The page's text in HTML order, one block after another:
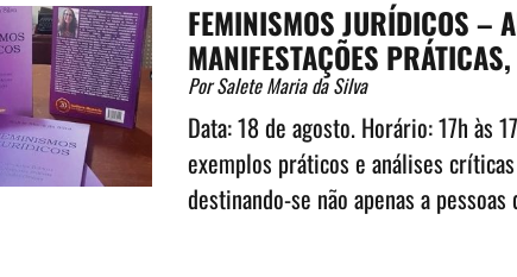
FEMINISMOS JURÍDICOS –
MANIFESTAÇÕES
Por Salete Maria da Silva
Data: 18 de agosto. Horário: 17h às
exemplos práticos e análises
destinando-se não apenas a pessoas